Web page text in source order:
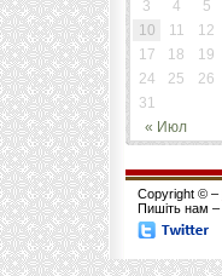
« Июл
3
4 5
10
11 12
17
18 19
24
25 26
31
Copyright © –
Пишіть нам –